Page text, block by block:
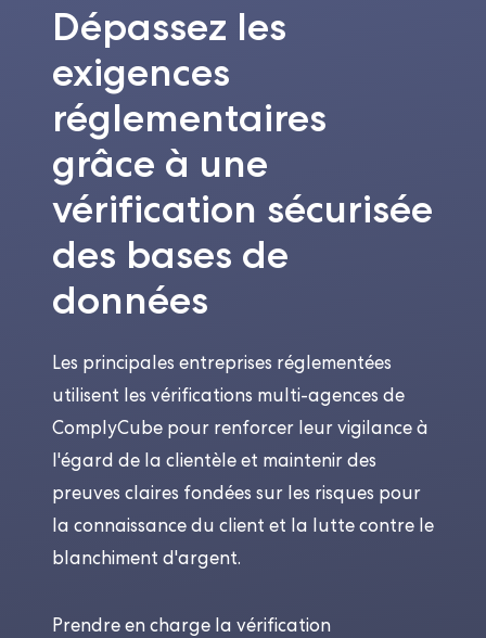
Dépassez les
exigences
réglementaires
grâce à une
vérification sécurisée
des bases de
données
Les principales entreprises réglementées
utilisent les vérifications multi-agences de
ComplyCube pour renforcer leur vigilance à
l'égard de la clientèle et maintenir des
preuves claires fondées sur les risques pour
la connaissance du client et la lutte contre le
blanchiment d'argent.
Prendre en charge la vérification